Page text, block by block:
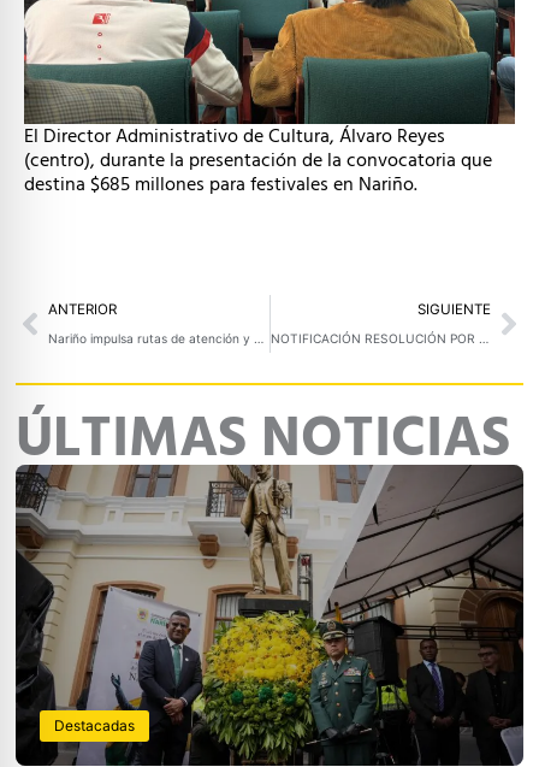
El Director Administrativo de Cultura, Álvaro Reyes
(centro), durante la presentación de la convocatoria que
destina $685 millones para festivales en Nariño.
Prev
ANTERIOR SIGUIENTE
ÚLTIMAS NOTICIAS
Destacadas